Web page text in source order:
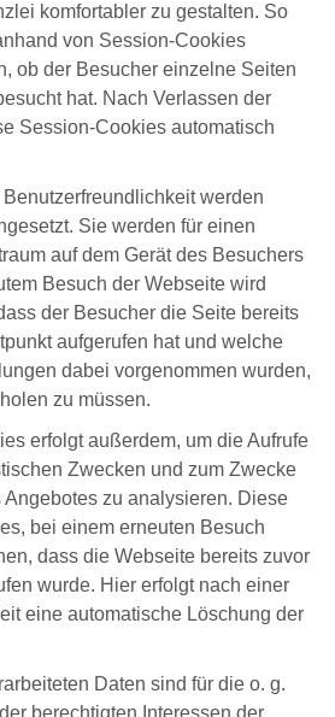
komfortabler zu gestalten. So
von Session-Cookies
ob der Besucher einzelne Seiten
hat. Nach Verlassen der
Session-Cookies automatisch
werden
Sie werden für einen
auf dem Gerät des Besuchers
Besuch der Webseite wird
der Besucher die Seite bereits
aufgerufen hat und welche
dabei vorgenommen wurden,
zu müssen.
erfolgt außerdem, um die Aufrufe
Zwecken und zum Zwecke
zu analysieren. Diese
bei einem erneuten Besuch
dass die Webseite bereits zuvor
wurde. Hier erfolgt nach einer
eine automatische Löschung der
Daten sind für die o. g.
berechtigten Interessen der